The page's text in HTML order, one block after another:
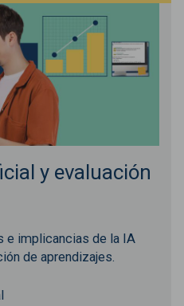
y evaluación
e implicancias de la IA
de aprendizajes.